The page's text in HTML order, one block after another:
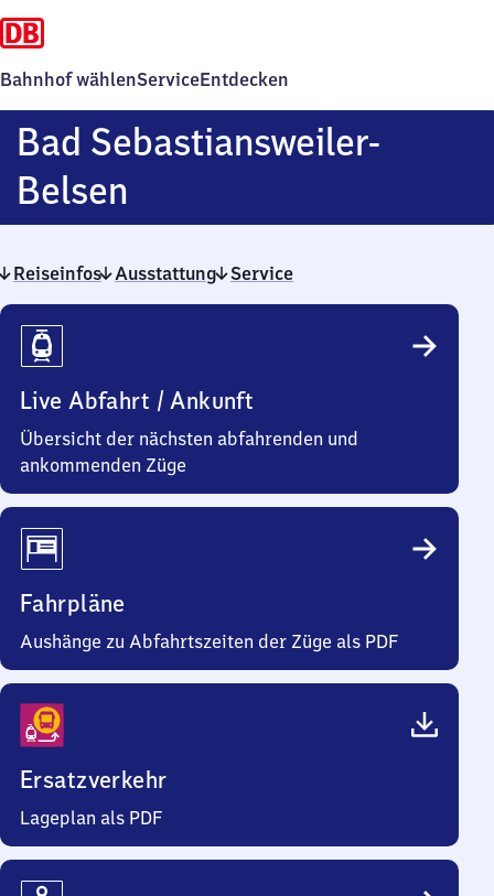
Bahnhof wählenServiceEntdecken
Bad Sebastiansweiler-
BelsenBa​
d
Sebastiansweiler-
Reiseinfos Ausstattung Service
Reiseinfos
Live Abfahrt / Ankunft
Übersicht der nächsten abfahrenden und
ankommenden Züge
Fahrpläne
Aushänge zu Abfahrtszeiten der Züge als PDF
Ersatzverkehr
Lageplan als PDF